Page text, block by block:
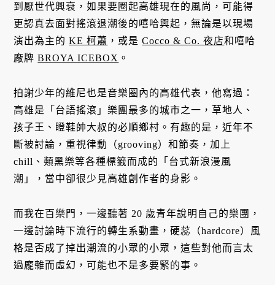
到厭世代興衰，如果要圈起高雄現在的風尚，可能得
更認真去面對搖滾退潮後的嘻哈興起，無論是以現場
演出為主的KE 柯蕭 ，或是Cocco & Co. 夜店和嘻哈
廠牌BROYA ICEBOX 。
拍謝少年的維尼也是音樂圈內的高雄代表，他寫過：
高雄是「台語搖滾」樂團最多的城市之一，草地人、
孩子王、瞪鞋帥大叔的必順鄉村。有趣的是，近年不
斷被討論，重視律動（grooving）和節奏，加上
chill、類黑樂等各種標籤而成的「台式新浪漫風
潮」，當中卻很少見高雄創作者的身影。
而我在百樂門，一邊聽著 20 歲青年說明自己的樂團，
一邊討論時下流行的轉生系動畫，硬蕊（hardcore）風
格是否成了掉出潮流的小眾的小眾，這些對他而言太
過龐雜而虛幻，可能也不是多要緊的事。